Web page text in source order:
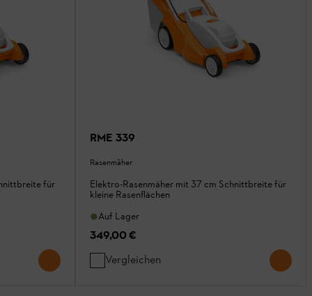
für
RME 339
Rasenmäher
Elektro-Rasenmäher mit 37 cm Schnittbreite für
kleine Rasenflächen
Auf Lager
349,00 €
Vergleichen